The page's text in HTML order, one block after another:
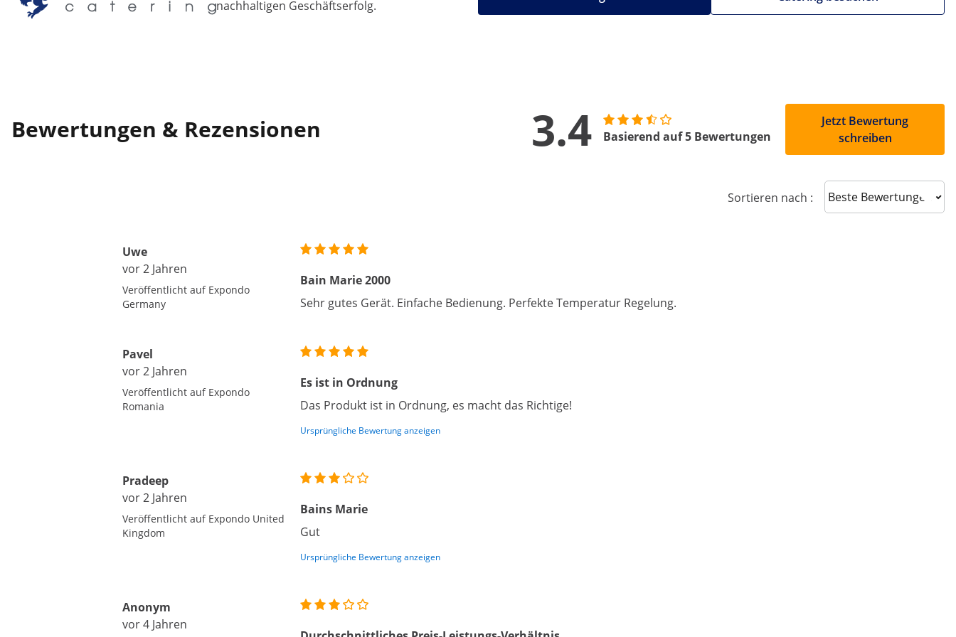
nachhaltigen Geschäftserfolg.
Bewertungen & Rezensionen 3.4 Basierend auf 5 Bewertungen
Jetzt Bewertung
schreiben
Sortieren nach : Sort reviews
Uwe
vor 2 Jahren
Veröffentlicht auf Expondo
Germany
Bain Marie 2000
Sehr gutes Gerät. Einfache Bedienung. Perfekte Temperatur Regelung.
Pavel
vor 2 Jahren
Veröffentlicht auf Expondo
Romania
Es ist in Ordnung
Das Produkt ist in Ordnung, es macht das Richtige!
Ursprüngliche Bewertung anzeigen
Pradeep
vor 2 Jahren
Veröffentlicht auf Expondo United
Kingdom
Bains Marie
Gut
Ursprüngliche Bewertung anzeigen
Anonym
vor 4 Jahren